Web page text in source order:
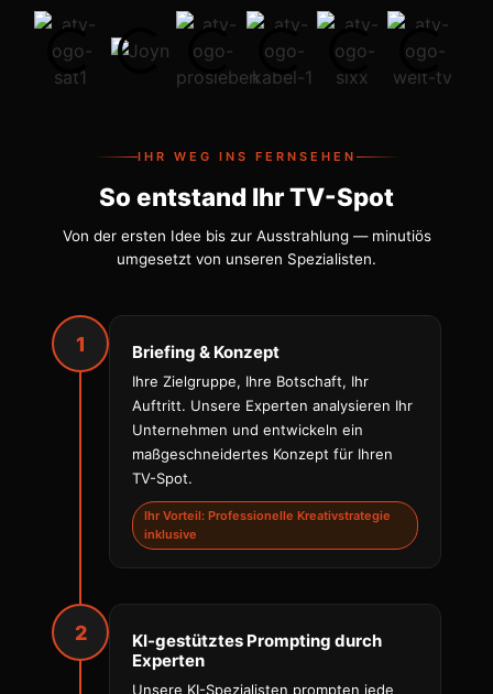
IHR WEG INS FERNSEHEN
So entstand Ihr TV-Spot
Von der ersten Idee bis zur Ausstrahlung — minutiös
umgesetzt von unseren Spezialisten.
1 Briefing & Konzept
Ihre Zielgruppe, Ihre Botschaft, Ihr
Auftritt. Unsere Experten analysieren Ihr
Unternehmen und entwickeln ein
maßgeschneidertes Konzept für Ihren
TV-Spot.
Ihr Vorteil: Professionelle Kreativstrategie
inklusive
2
KI-gestütztes Prompting durch
Experten
Unsere KI-Spezialisten prompten jede